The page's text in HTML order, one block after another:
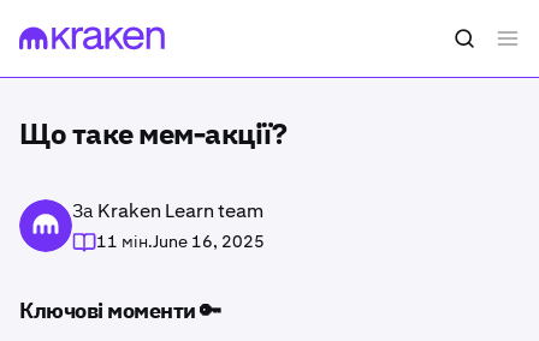
Що таке мем-акції?
За Kraken Learn team
11 мін.June 16, 2025
Ключові моменти 🔑